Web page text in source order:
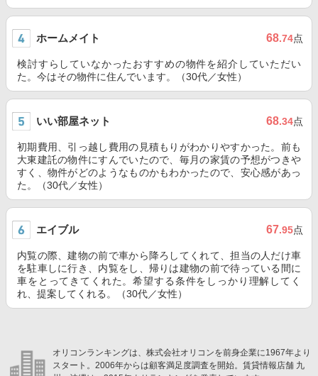
ホームメイト 68.74点
検討すらしていなかったおすすめの物件を紹介していただい
た。今はその物件に住んでいます。（30代／女性）
いい部屋ネット 68.34点
初期費用、引っ越し費用の見積もりがわかりやすかった。前も
大東建託の物件にすんでいたので、毎月の家賃の予想がつきや
すく、物件がどのようなものかもわかったので、安心感があっ
た。（30代／女性）
エイブル 67.95点
内覧の際、建物の前で車から降ろしてくれて、担当の人だけ車
を駐車しに行き、内覧をし、帰りは建物の前で待っている間に
車をとってきてくれた。希望する条件をしっかり理解してく
れ、提案してくれる。（30代／女性）
オリコンランキングは、株式会社オリコンを前身企業に1967年より
スタート。2006年からは顧客満足度調査を開始。賃貸情報店舗 九